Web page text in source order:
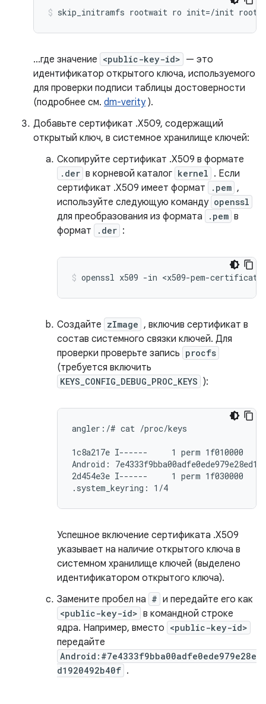
skip_initramfs rootwait ro init=/init root="/
...где значение <public-key-id> — это
идентификатор открытого ключа, используемого
для проверки подписи таблицы достоверности
(подробнее см. dm-verity).
Добавьте сертификат .X509, содержащий
открытый ключ, в системное хранилище ключей:
Скопируйте сертификат .X509 в формате
.der в корневой каталог kernel . Если
сертификат .X509 имеет формат
.pem ,
используйте следующую команду openssl
для преобразования из формата .pem в
формат
.der :
openssl x509 -in <x509-pem-
Создайте zImage , включив сертификат в
состав системного связки ключей. Для
проверки проверьте запись procfs
(требуется включить
KEYS_CONFIG_DEBUG_PROC_KEYS ):
angler:/# cat /proc/keys
1c8a217e I------     1 perm 1f010000
Android:
2d454e3e I------     1 perm 1f030000
.system_keyring: 1/4
Успешное включение сертификата .X509
указывает на наличие открытого ключа в
системном хранилище ключей (выделено
идентификатором открытого ключа).
Замените пробел на # и передайте его как
<public-key-id> в командной строке
ядра. Например, вместо <public-key-id>
передайте
Android:#7e4333f9bba00adfe0ede979e28e
d1920492b40f .